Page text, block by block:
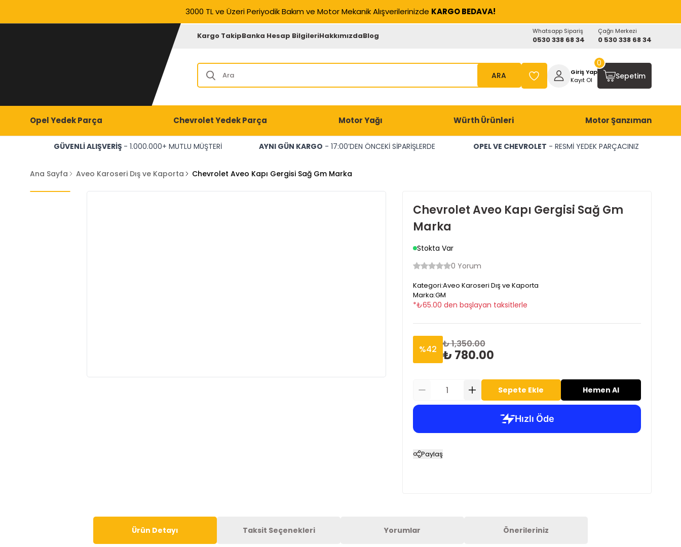
3000 TL ve Üzeri Periyodik Bakım ve Motor Mekanik Alışverilerinizde KARGO BEDAVA!
Kargo TakipBanka Hesap BilgileriHakkımızdaBlog Whatsapp Sipariş
0530 338 68 34
Çağrı Merkezi
0 530 338 68 34
ARA
Giriş Yap
Kayıt Ol
Sepetim
0
Opel Yedek Parça Chevrolet Yedek Parça Motor Yağı Würth Ürünleri Motor Şanzıman
GÜVENLİ ALIŞVERİŞ - 1.000.000+ MUTLU MÜŞTERİ AYNI GÜN KARGO - 17:00’DEN ÖNCEKİ SİPARİŞLERDE OPEL VE CHEVROLET - RESMİ YEDEK PARÇACINIZ
Ana Sayfa Aveo Karoseri Dış ve Kaporta Chevrolet Aveo Kapı Gergisi Sağ Gm Marka
Chevrolet Aveo Kapı Gergisi Sağ Gm
Marka
Stokta Var
0 Yorum
Kategori:Aveo Karoseri Dış ve Kaporta
Marka:GM
*₺65.00 den başlayan taksitlerle
%42 ₺ 1,350.00
₺ 780.00
Sepete Ekle Hemen Al
Paylaş
Ürün Detayı Taksit Seçenekleri Yorumlar Önerileriniz